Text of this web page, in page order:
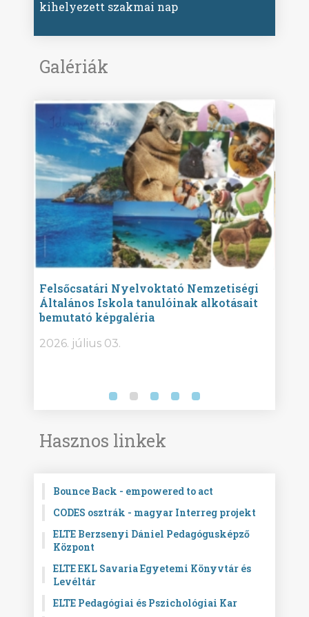
kihelyezett szakmai nap
Galériák
Felsőcsatári Nyelvoktató Nemzetiségi
Általános Iskola tanulóinak alkotásait
bemutató képgaléria
2026. július 03.
Hasznos linkek
Bounce Back - empowered to act
CODES osztrák - magyar Interreg projekt
ELTE Berzsenyi Dániel Pedagógusképző
Központ
ELTE EKL Savaria Egyetemi Könyvtár és
Levéltár
ELTE Pedagógiai és Pszichológiai Kar